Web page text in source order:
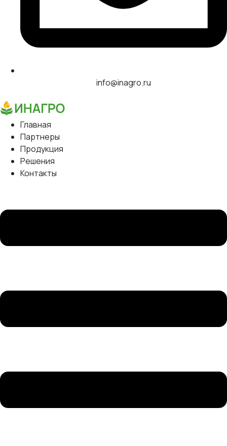
info@inagro.ru
Главная
Партнеры
Продукция
Решения
Контакты